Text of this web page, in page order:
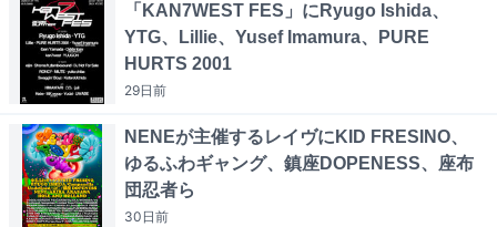
「KAN7WEST FES」にRyugo Ishida、
YTG、Lillie、Yusef Imamura、PURE
HURTS 2001
29日前
NENEが主催するレイヴにKID FRESINO、
ゆるふわギャング、鎮座DOPENESS、座布
団忍者ら
30日前